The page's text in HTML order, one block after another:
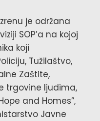
je održana
SOP’a na kojoj
koji
Tužilaštvo,
Zaštite,
trgovine ljudima,
and Homes”,
Javne